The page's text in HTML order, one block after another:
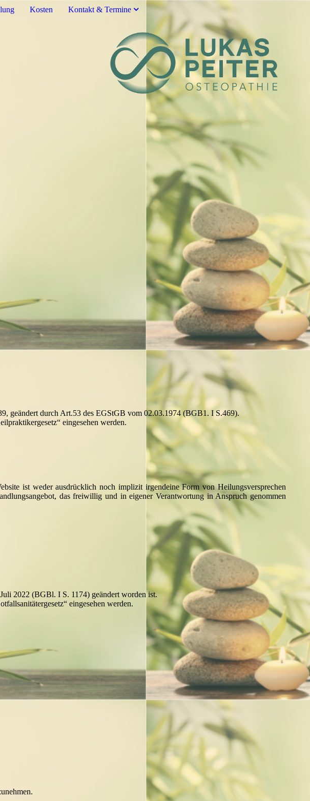
Kosten Kontakt & Termine
geändert durch Art.53 des EGStGB vom 02.03.1974 (BGB1. I S.469).
eingesehen werden.
ist weder ausdrücklich noch implizit irgendeine Form von Heilungsversprechen
das freiwillig und in eigener Verantwortung in Anspruch genommen
2022 (BGBl. I S. 1174) geändert worden ist.
eingesehen werden.